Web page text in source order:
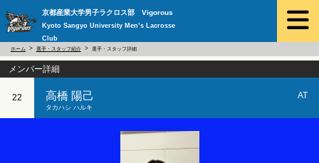
京都産業大学男子ラクロス部 Vigorous
Kyoto Sangyo University Men’s Lacrosse
Club
ホーム 選手・スタッフ紹介 選手・スタッフ詳細
メンバー詳細
22 高橋 陽己
タカハシ ハルキ
AT